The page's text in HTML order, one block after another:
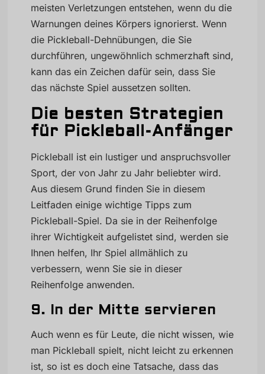
meisten Verletzungen entstehen, wenn du die
Warnungen deines Körpers ignorierst. Wenn
die Pickleball-Dehnübungen, die Sie
durchführen, ungewöhnlich schmerzhaft sind,
kann das ein Zeichen dafür sein, dass Sie
das nächste Spiel aussetzen sollten.
Die besten Strategien
für Pickleball-Anfänger
Pickleball ist ein lustiger und anspruchsvoller
Sport, der von Jahr zu Jahr beliebter wird.
Aus diesem Grund finden Sie in diesem
Leitfaden einige wichtige Tipps zum
Pickleball-Spiel. Da sie in der Reihenfolge
ihrer Wichtigkeit aufgelistet sind, werden sie
Ihnen helfen, Ihr Spiel allmählich zu
verbessern, wenn Sie sie in dieser
Reihenfolge anwenden.
9. In der Mitte servieren
Auch wenn es für Leute, die nicht wissen, wie
man Pickleball spielt, nicht leicht zu erkennen
ist, so ist es doch eine Tatsache, dass das